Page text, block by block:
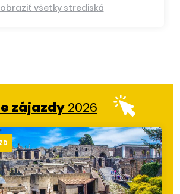
všetky strediská
zájazdy 2026